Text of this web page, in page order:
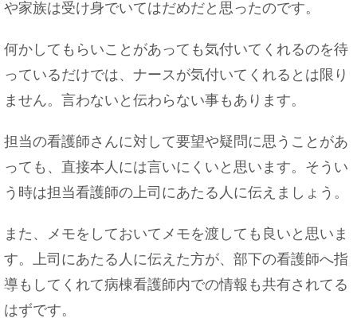
や家族は受け身でいてはだめだと思ったのです。
何かしてもらいことがあっても気付いてくれるのを待
っているだけでは、ナースが気付いてくれるとは限り
ません。言わないと伝わらない事もあります。
担当の看護師さんに対して要望や疑問に思うことがあ
っても、直接本人には言いにくいと思います。そうい
う時は担当看護師の上司にあたる人に伝えましょう。
また、メモをしておいてメモを渡しても良いと思いま
す。上司にあたる人に伝えた方が、部下の看護師へ指
導もしてくれて病棟看護師内での情報も共有されてる
はずです。